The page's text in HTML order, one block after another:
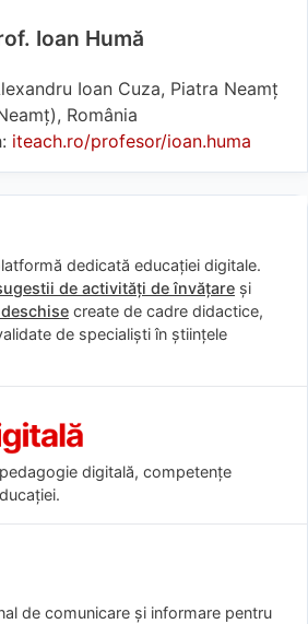
Ioan Humă
Ioan Cuza, Piatra Neamț
România
iteach.ro/profesor/ioan.huma
dedicată educației digitale.
de activități de învățare și
create de cadre didactice,
de specialiști în științele
digitală, competențe
de comunicare și informare pentru